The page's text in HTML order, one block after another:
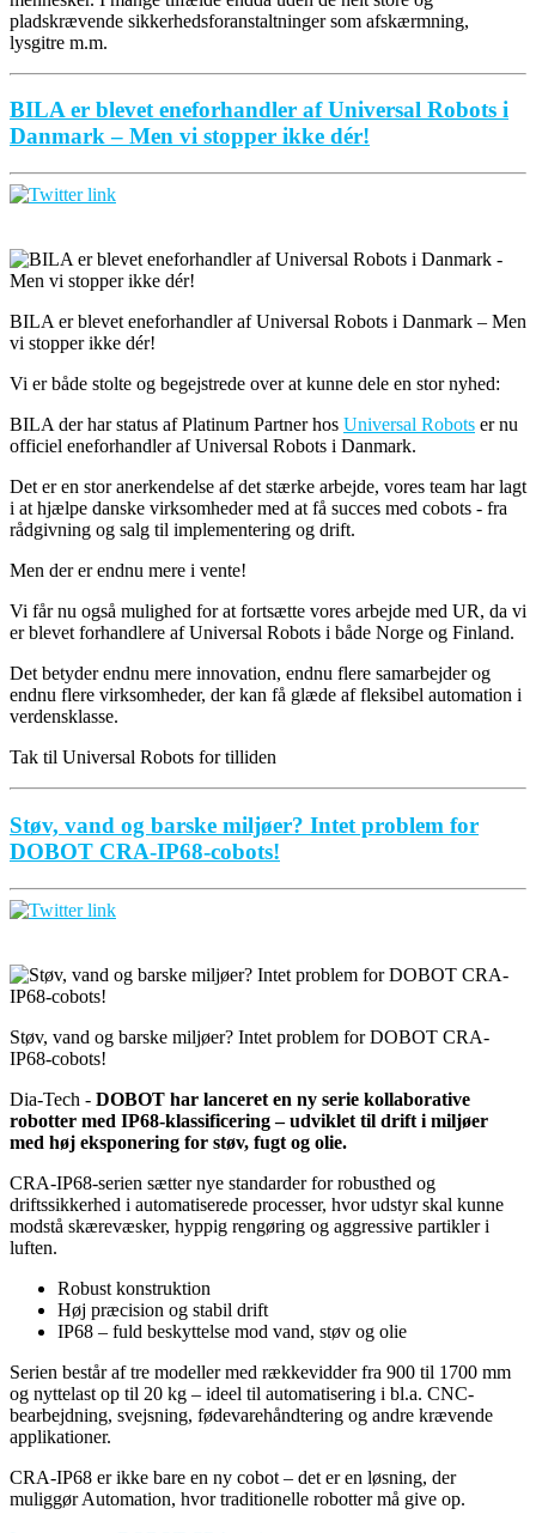
pladskrævende sikkerhedsforanstaltninger som afskærmning,
lysgitre m.m.
BILA er blevet eneforhandler af Universal Robots i
Danmark – Men vi stopper ikke dér!
BILA er blevet eneforhandler af Universal Robots i Danmark – Men
vi stopper ikke dér!
Vi er både stolte og begejstrede over at kunne dele en stor nyhed:
BILA der har status af Platinum Partner hos Universal Robots er nu
officiel eneforhandler af Universal Robots i Danmark.
Det er en stor anerkendelse af det stærke arbejde, vores team har lagt
i at hjælpe danske virksomheder med at få succes med cobots - fra
rådgivning og salg til implementering og drift.
Men der er endnu mere i vente!
Vi får nu også mulighed for at fortsætte vores arbejde med UR, da vi
er blevet forhandlere af Universal Robots i både Norge og Finland.
Det betyder endnu mere innovation, endnu flere samarbejder og
endnu flere virksomheder, der kan få glæde af fleksibel automation i
verdensklasse.
Tak til Universal Robots for tilliden
Støv, vand og barske miljøer? Intet problem for
DOBOT CRA-IP68-cobots!
Støv, vand og barske miljøer? Intet problem for DOBOT CRA-
IP68-cobots!
Dia-Tech - DOBOT har lanceret en ny serie kollaborative
robotter med IP68-klassificering – udviklet til drift i miljøer
med høj eksponering for støv, fugt og olie.
CRA-IP68-serien sætter nye standarder for robusthed og
driftssikkerhed i automatiserede processer, hvor udstyr skal kunne
modstå skærevæsker, hyppig rengøring og aggressive partikler i
luften.
Robust konstruktion
Høj præcision og stabil drift
IP68 – fuld beskyttelse mod vand, støv og olie
Serien består af tre modeller med rækkevidder fra 900 til 1700 mm
og nyttelast op til 20 kg – ideel til automatisering i bl.a. CNC-
bearbejdning, svejsning, fødevarehåndtering og andre krævende
applikationer.
CRA-IP68 er ikke bare en ny cobot – det er en løsning, der
muliggør Automation, hvor traditionelle robotter må give op.